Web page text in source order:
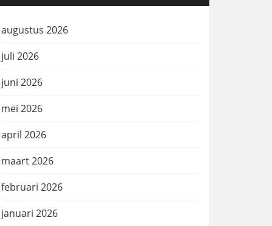
augustus 2026
juli 2026
juni 2026
mei 2026
april 2026
maart 2026
februari 2026
januari 2026